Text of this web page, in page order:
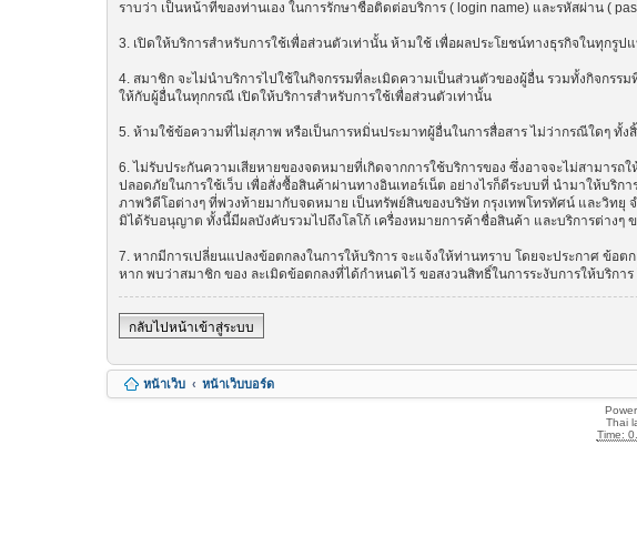
ราบว่า เป็นหน้าที่ของท่านเอง ในการรักษาชื่อติดต่อบริการ ( login name) และรหัสผ่าน (
3. เปิดให้บริการสำหรับการใช้เพื่อส่วนตัวเท่านั้น ห้ามใช้ เพื่อผลประโยชน์ทางธุรกิจในทุก
4. สมาชิก จะไม่นำบริการไปใช้ในกิจกรรมที่ละเมิดความเป็นส่วนตัวของผู้อื่น รวมทั้งกิจกร
ให้กับผู้อื่นในทุกกรณี เปิดให้บริการสำหรับการใช้เพื่อส่วนตัวเท่านั้น
5. ห้ามใช้ข้อความที่ไม่สุภาพ หรือเป็นการหมิ่นประมาทผู้อื่นในการสื่อสาร ไม่ว่ากรณีใดๆ ทั้ง
6. ไม่รับประกันความเสียหายของจดหมายที่เกิดจากการใช้บริการของ ซึ่งอาจจะไม่สามาร
ปลอดภัยในการใช้เว็บ เพื่อสั่งซื้อสินค้าผ่านทางอินเทอร์เน็ต อย่างไรก็ดีระบบที่ นำมาให้บริ
ภาพวิดีโอต่างๆ ที่พ่วงท้ายมากับจดหมาย เป็นทรัพย์สินของบริษัท กรุงเทพโทรทัศน์ และวิทยุ
มิได้รับอนุญาต ทั้งนี้มีผลบังคับรวมไปถึงโลโก้ เครื่องหมายการค้าชื่อสินค้า และบริการต่างๆ
7. หากมีการเปลี่ยนแปลงข้อตกลงในการให้บริการ จะแจ้งให้ท่านทราบ โดยจะประกาศ ข้
หาก พบว่าสมาชิก ของ ละเมิดข้อตกลงที่ได้กำหนดไว้ ขอสงวนสิทธิ์ในการระงับการให้บริกา
กลับไปหน้าเข้าสู่ระบบ
หน้าเว็บ หน้าเว็บบอร์ด
Thai
Time: